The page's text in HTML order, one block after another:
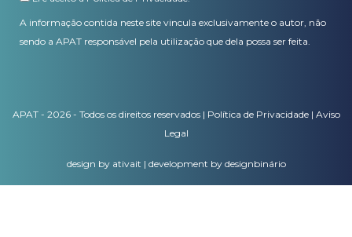
A informação contida neste site vincula exclusivamente o autor, não
sendo a APAT responsável pela utilização que dela possa ser feita.
APAT - 2026 - Todos os direitos reservados | Política de Privacidade| Aviso
Legal
design by ativait | development by designbinário